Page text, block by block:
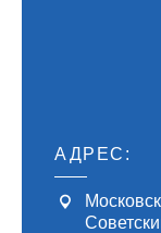
АДРЕС: